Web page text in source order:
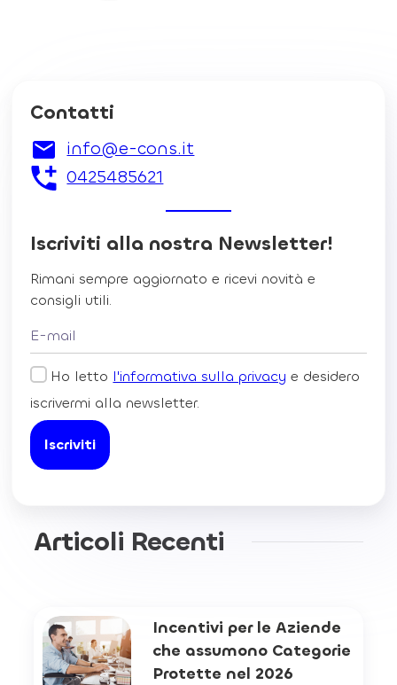
Contatti
info@e-cons.it
0425485621
Iscriviti alla nostra Newsletter!
Rimani sempre aggiornato e ricevi novità e
consigli utili.
Ho letto l'informativa sulla privacy e desidero
iscrivermi alla newsletter.
Articoli Recenti
Incentivi per le Aziende
che assumono Categorie
Protette nel 2026